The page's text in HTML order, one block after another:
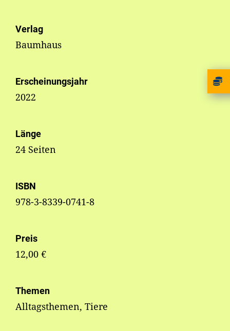
Verlag
Baumhaus
Erscheinungsjahr
2022
Länge
24 Seiten
ISBN
978-3-8339-0741-8
Preis
12,00 €
Themen
Alltagsthemen, Tiere